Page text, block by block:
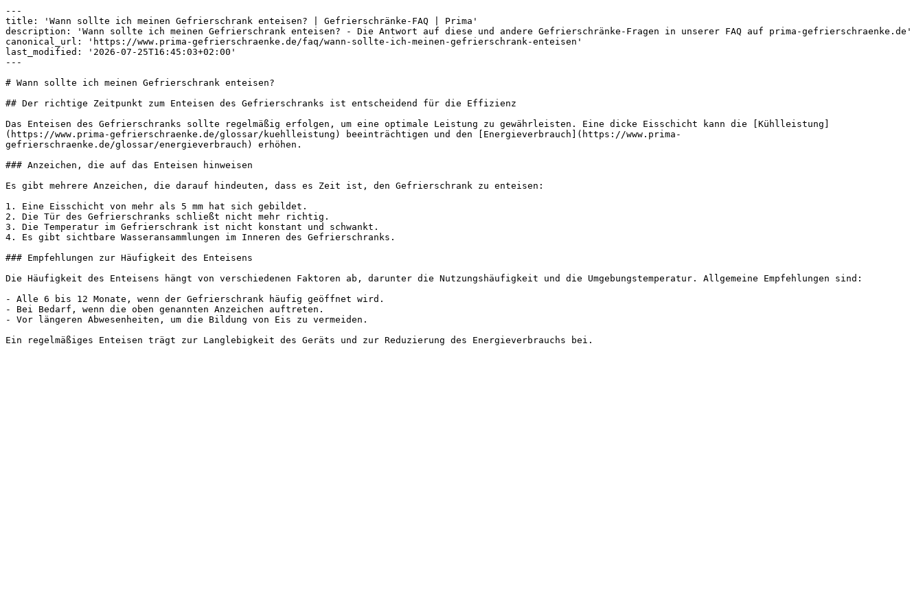
---
title: 'Wann sollte ich meinen Gefrierschrank enteisen? | Gefrierschränke-FAQ | Prima'
description: 'Wann sollte ich meinen Gefrierschrank enteisen? - Die Antwort auf diese und andere Gefrierschränke-Fragen in unserer FAQ auf prima-gefrierschraenke.de'
canonical_url: 'https://www.prima-gefrierschraenke.de/faq/wann-sollte-ich-meinen-gefrierschrank-enteisen'
last_modified: '2026-07-25T16:45:03+02:00'
---
# Wann sollte ich meinen Gefrierschrank enteisen?
## Der richtige Zeitpunkt zum Enteisen des Gefrierschranks ist entscheidend für die Effizienz
Das Enteisen des Gefrierschranks sollte regelmäßig erfolgen, um eine optimale Leistung zu gewährleisten. Eine dicke Eisschicht kann die [Kühlleistung]
(https://www.prima-gefrierschraenke.de/glossar/kuehlleistung) beeinträchtigen und den [Energieverbrauch](https://www.prima-
gefrierschraenke.de/glossar/energieverbrauch) erhöhen.
### Anzeichen, die auf das Enteisen hinweisen
Es gibt mehrere Anzeichen, die darauf hindeuten, dass es Zeit ist, den Gefrierschrank zu enteisen:
1. Eine Eisschicht von mehr als 5 mm hat sich gebildet.
2. Die Tür des Gefrierschranks schließt nicht mehr richtig.
3. Die Temperatur im Gefrierschrank ist nicht konstant und schwankt.
4. Es gibt sichtbare Wasseransammlungen im Inneren des Gefrierschranks.
### Empfehlungen zur Häufigkeit des Enteisens
Die Häufigkeit des Enteisens hängt von verschiedenen Faktoren ab, darunter die Nutzungshäufigkeit und die Umgebungstemperatur. Allgemeine Empfehlungen sind:
- Alle 6 bis 12 Monate, wenn der Gefrierschrank häufig geöffnet wird.
- Bei Bedarf, wenn die oben genannten Anzeichen auftreten.
- Vor längeren Abwesenheiten, um die Bildung von Eis zu vermeiden.